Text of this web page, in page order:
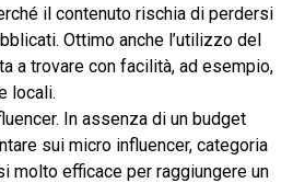
il contenuto rischia di perdersi
Ottimo anche l’utilizzo del
a trovare con facilità, ad esempio,
locali.
In assenza di un budget
sui micro influencer, categoria
molto efficace per raggiungere un